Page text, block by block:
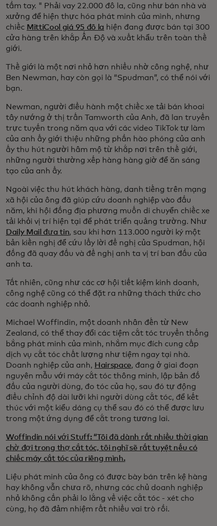
tầm tay. " Phải vay 22.000 đô la, cũng như bán nhà và
xưởng để hiện thực hóa phát minh của mình, nhưng
chiếc MittiCool giá 95 đô la hiện đang được bán tại 300
cửa hàng trên khắp Ấn Độ và xuất khẩu trên toàn thế
giới.
Thế giới là một nơi nhỏ hơn nhiều nhờ công nghệ, như
Ben Newman, hay còn gọi là “Spudman”, có thể nói với
bạn.
Newman, người điều hành một chiếc xe tải bán khoai
tây nướng ở thị trấn Tamworth của Anh, đã lan truyền
trực tuyến trong năm qua với các video TikTok tự làm
của anh ấy giới thiệu những phần hào phóng của anh
ấy thu hút người hâm mộ từ khắp nơi trên thế giới,
những người thường xếp hàng hàng giờ để ăn sáng
tạo của anh ấy.
Ngoài việc thu hút khách hàng, danh tiếng trên mạng
xã hội của ông đã giúp cứu doanh nghiệp vào đầu
năm, khi hội đồng địa phương muốn di chuyển chiếc xe
tải khỏi vị trí hiện tại để phát triển quảng trường. Như
Daily Mail đưa tin, sau khi hơn 113.000 người ký một
bản kiến nghị để cứu lấy lời đề nghị của Spudman, hội
đồng đã quay đầu và đề nghị anh ta vị trí ban đầu của
anh ta.
Tất nhiên, cũng như các cơ hội tiết kiệm kinh doanh,
công nghệ cũng có thể đặt ra những thách thức cho
các doanh nghiệp nhỏ.
Michael Woffindin, một doanh nhân đến từ New
Zealand, có thể thay đổi các tiệm cắt tóc truyền thống
bằng phát minh của mình, nhằm mục đích cung cấp
dịch vụ cắt tóc chất lượng như tiệm ngay tại nhà.
Doanh nghiệp của anh, Hairspace, đang ở giai đoạn
nguyên mẫu với máy cắt tóc thông minh, lập bản đồ
đầu của người dùng, đo tóc của họ, sau đó tự động
điều chỉnh độ dài lưỡi khi người dùng cắt tóc, để kết
thúc với một kiểu dáng cụ thể sau đó có thể được lưu
trong một ứng dụng để cắt trong tương lai.
Woffindin nói với Stuff: “Tôi đã dành rất nhiều thời gian
chờ đợi trong thợ cắt tóc, tôi nghĩ sẽ rất tuyệt nếu có
chiếc máy cắt tóc của riêng mình.
Liệu phát minh của ông có được bày bán trên kệ hàng
hay không vẫn chưa rõ, nhưng các chủ doanh nghiệp
nhỏ không cần phải lo lắng về việc cắt tóc - xét cho
cùng, họ đã đảm nhiệm rất nhiều vai trò rồi.